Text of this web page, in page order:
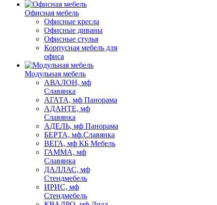
Офисная мебель
Офисные кресла
Офисные диваны
Офисные стулья
Корпусная мебель для
офиса
Модульная мебель
АВАЛОН, мф
Славянка
АГАТА, мф Панорама
АДАНТЕ, мф
Славянка
АДЕЛЬ, мф Панорама
БЕРТА, мф.Славянка
ВЕГА, мф КБ Мебель
ГАММА, мф
Славянка
ДАЛЛАС, мф
Стендмебель
ИРИС, мф
Стендмебель